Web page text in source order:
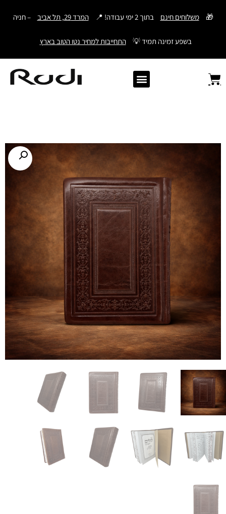
דילוג
🎁 משלוחים חינם בתוך 2 ימי עבודה! 📍 המרד 29, תל אביב – חניה
בשפע זמינה תמיד 💡 התחייבות למחיר נטו הטוב בארץ